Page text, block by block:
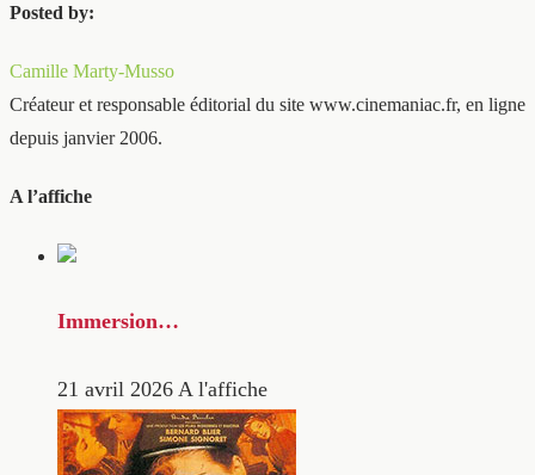
Posted by:
Camille Marty-Musso
Créateur et responsable éditorial du site www.cinemaniac.fr, en ligne
depuis janvier 2006.
A l’affiche
Immersion…
21 avril 2026 A l'affiche